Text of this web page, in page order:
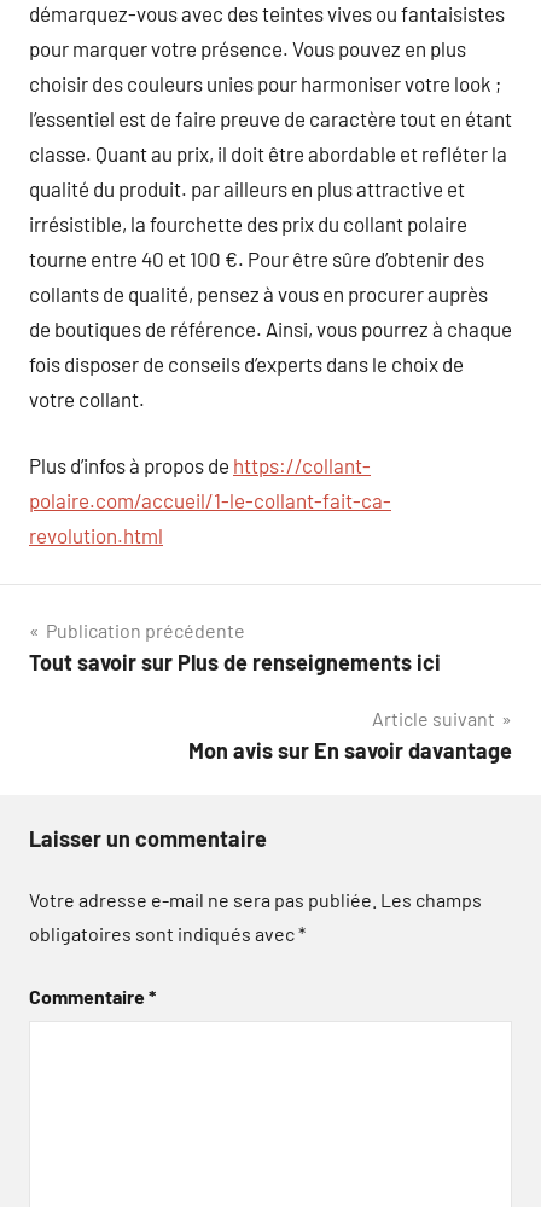
démarquez-vous avec des teintes vives ou fantaisistes
pour marquer votre présence. Vous pouvez en plus
choisir des couleurs unies pour harmoniser votre look ;
l’essentiel est de faire preuve de caractère tout en étant
classe. Quant au prix, il doit être abordable et refléter la
qualité du produit. par ailleurs en plus attractive et
irrésistible, la fourchette des prix du collant polaire
tourne entre 40 et 100 €. Pour être sûre d’obtenir des
collants de qualité, pensez à vous en procurer auprès
de boutiques de référence. Ainsi, vous pourrez à chaque
fois disposer de conseils d’experts dans le choix de
votre collant.
Plus d’infos à propos de https://collant-
polaire.com/accueil/1-le-collant-fait-ca-
revolution.html
Navigation
de
Publication précédente
Tout savoir sur Plus de renseignements ici
Article suivant
Mon avis sur En savoir davantage
Laisser un commentaire
Votre adresse e-mail ne sera pas publiée. Les champs
obligatoires sont indiqués avec*
Commentaire*